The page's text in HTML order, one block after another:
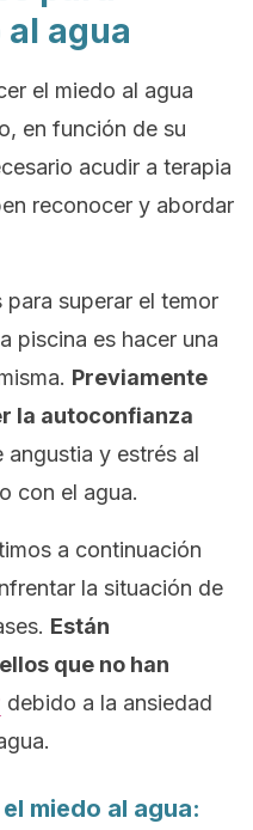
agua
el miedo al agua
en función de su
acudir a terapia
reconocer y abordar
superar el temor
piscina es hacer una
Previamente
la autoconfianza
angustia y estrés al
con el agua.
a continuación
la situación de
Están
que no han
debido a la ansiedad
miedo al agua: